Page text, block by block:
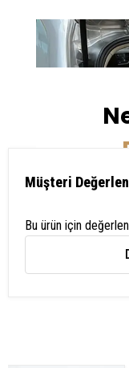
Özgün
Detay
estetik
Müşteri
Bu ürün için